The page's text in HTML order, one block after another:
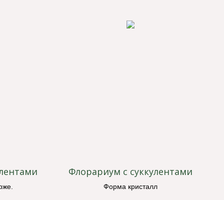
Флорариум с суккулентами
Форма кристалл